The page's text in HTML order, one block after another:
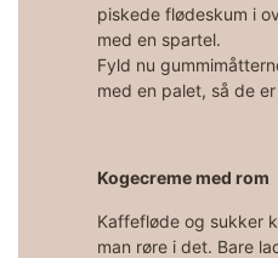
piskede flødeskum i
med en spartel.
Fyld nu
med en palet, så de
Kogecreme med rom
Kaffefløde og sukker
man røre i det. Bare